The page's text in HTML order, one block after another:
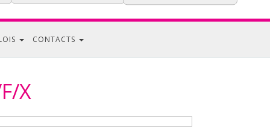
CONTACTS
X